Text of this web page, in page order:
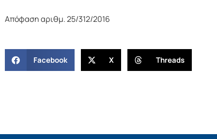
Απόφαση αριθμ. 25/312/2016
Facebook X Threads